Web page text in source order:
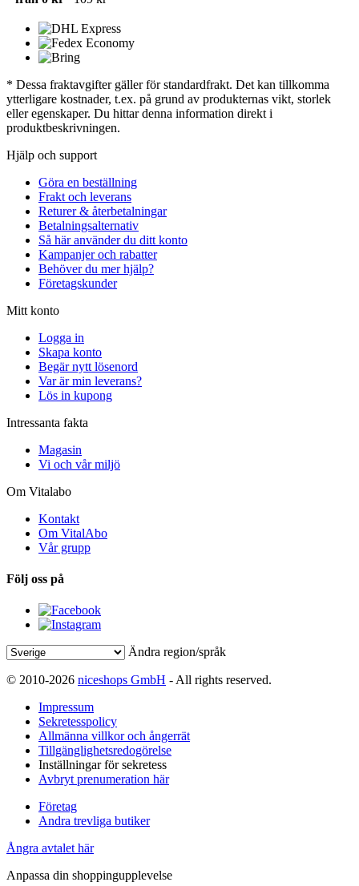
* Dessa fraktavgifter gäller för standardfrakt. Det kan tillkomma
ytterligare kostnader, t.ex. på grund av produkternas vikt, storlek
eller egenskaper. Du hittar denna information direkt i
produktbeskrivningen.
Hjälp och support
Göra en beställning
Frakt och leverans
Returer & återbetalningar
Betalningsalternativ
Så här använder du ditt konto
Kampanjer och rabatter
Behöver du mer hjälp?
Företagskunder
Mitt konto
Logga in
Skapa konto
Begär nytt lösenord
Var är min leverans?
Lös in kupong
Intressanta fakta
Magasin
Vi och vår miljö
Om Vitalabo
Kontakt
Om VitalAbo
Vår grupp
Följ oss på
Ändra region/språk
© 2010-2026 niceshops GmbH - All rights reserved.
Impressum
Sekretesspolicy
Allmänna villkor och ångerrät
Tillgänglighetsredogörelse
Inställningar för sekretess
Avbryt prenumeration här
Företag
Andra trevliga butiker
Ångra avtalet här
Anpassa din shoppingupplevelse